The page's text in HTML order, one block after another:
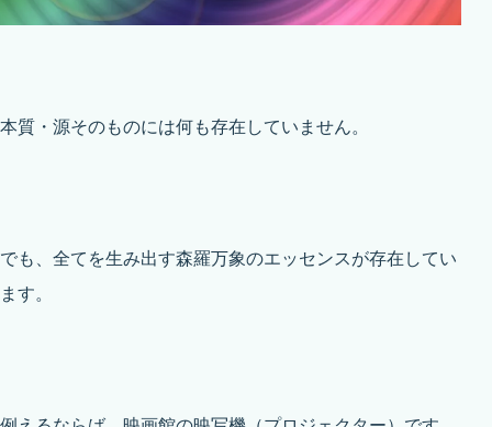
本質・源そのものには何も存在していません。
でも、全てを生み出す森羅万象のエッセンスが存在してい
ます。